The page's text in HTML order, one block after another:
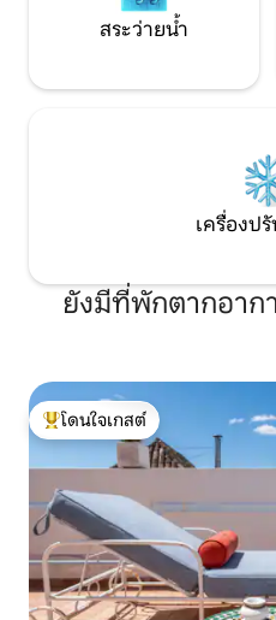
สระว่ายน้ำ
เครื่องป
ยังมีที่พักตากอาก
โดนใจเกสต์ที่สุด
โดนใจเกสต์